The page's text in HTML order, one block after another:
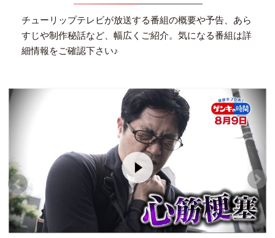
チューリップテレビが放送する番組の概要や予告、あら
すじや制作秘話など、幅広くご紹介。 気になる番組は詳
細情報をご確認下さい♪